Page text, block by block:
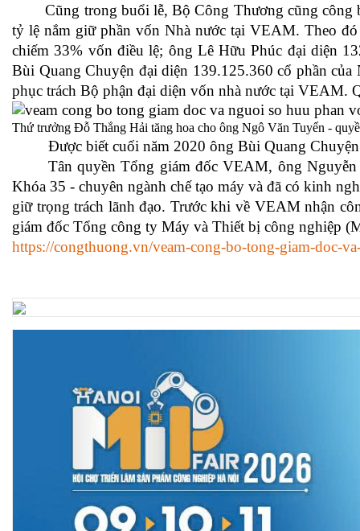
Cũng trong buổi lễ, Bộ Công Thương cũng công
tỷ lệ nắm giữ phần vốn Nhà nước tại VEAM. Theo
chiếm 33% vốn điều lệ; ông Lê Hữu Phúc đại diện
Bùi Quang Chuyện đại diện 139.125.360 cổ phần
phục trách Bộ phận đại diện vốn nhà nước tại VEAM.
Thứ trưởng Đỗ Thắng Hải tăng hoa cho ông Ngô Văn Tuyển -
Được biết cuối năm 2020 ông Bùi Quang Chuyện
Tân quyền Tổng giám đốc VEAM, ông Nguyễn
Khóa 35 - chuyên ngành chế tạo máy và đã có kinh
giữ trọng trách lãnh đạo. Trước khi về VEAM nhận
giám đốc Tổng công ty Máy và Thiết bị công nghiệp
https://congthuong.vn/veam-cong-bo-tong-giam-doc-